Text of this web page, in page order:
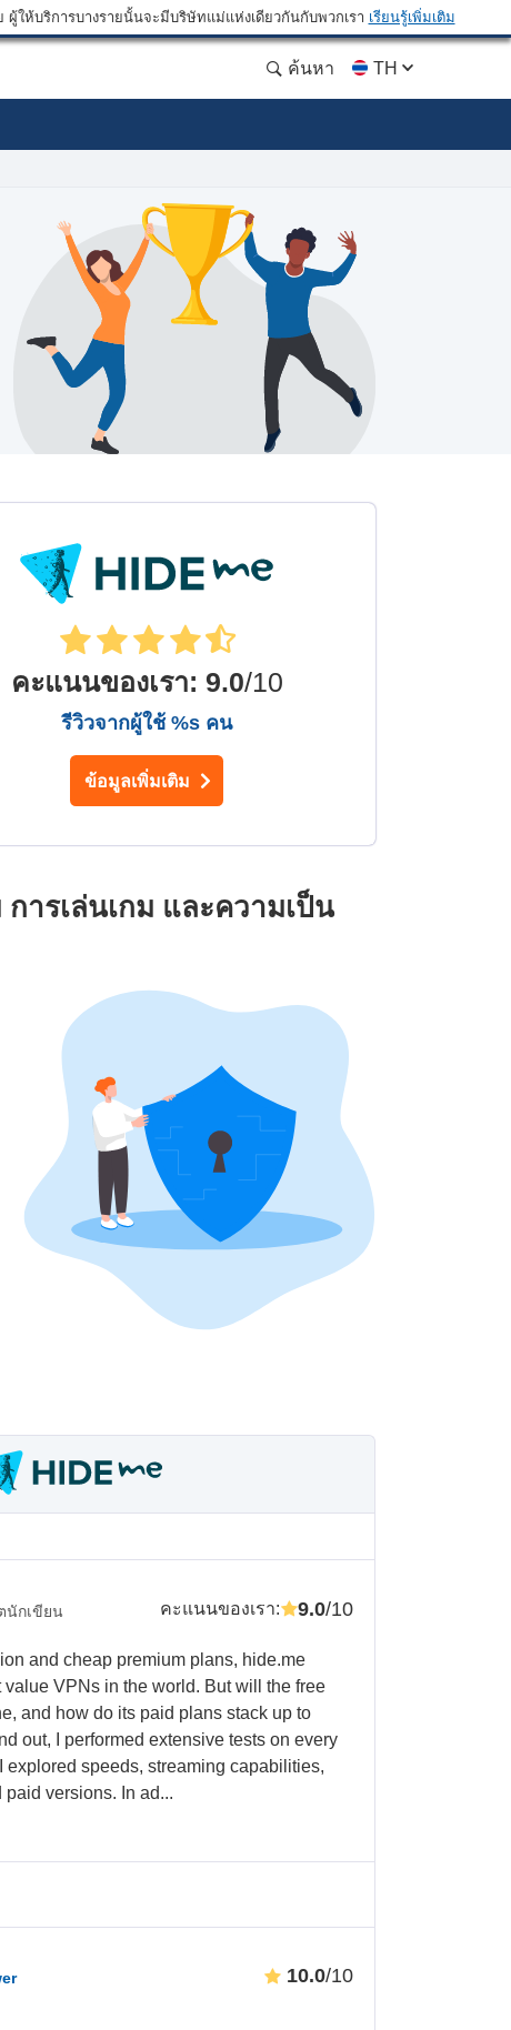
ให้บริการบางรายนั้นจะมีบริษัทแม่แห่งเดียวกันกับพวกเรา เรียนรู้เพิ่มเติม
ค้นหา TH
คะแนนของเรา: 9.0/10
รีวิวจากผู้ใช้ %s คน
ข้อมูลเพิ่มเติม
ารเล่นเกม และความเป็น
นักเขียน คะแนนของเรา: 9.0/10
and cheap premium plans, hide.me
VPNs in the world. But will the free
and how do its paid plans stack up to
out, I performed extensive tests on every
explored speeds, streaming capabilities,
versions. In ad...
10.0/10